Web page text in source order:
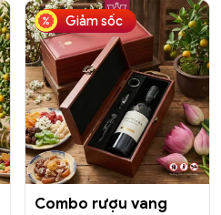
Giảm sốc
Combo rượu vang